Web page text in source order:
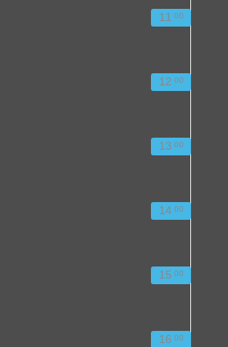
11 00
12 00
13 00
14 00
15 00
16 00